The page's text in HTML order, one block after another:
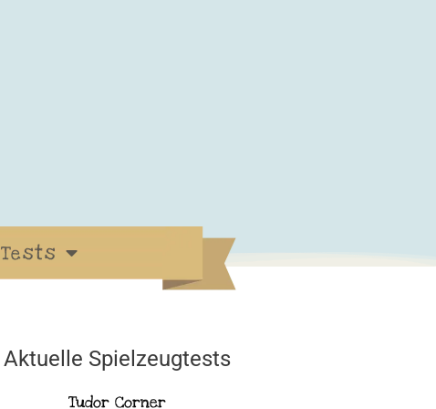
Tests
Aktuelle Spielzeugtests
Tudor Corner